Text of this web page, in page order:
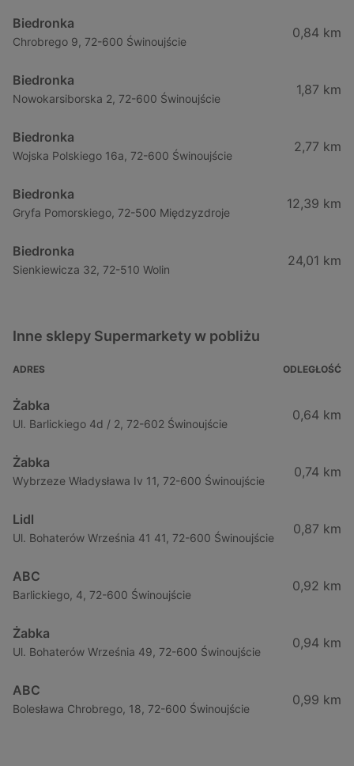
Biedronka
Chrobrego 9, 72-600 Świnoujście
0,84 km
Biedronka
Nowokarsiborska 2, 72-600 Świnoujście
1,87 km
Biedronka
Wojska Polskiego 16a, 72-600 Świnoujście
2,77 km
Biedronka
Gryfa Pomorskiego, 72-500 Międzyzdroje
12,39 km
Biedronka
Sienkiewicza 32, 72-510 Wolin
24,01 km
Inne sklepy Supermarkety w pobliżu
ADRES ODLEGŁOŚĆ
Żabka
Ul. Barlickiego 4d / 2, 72-602 Świnoujście
0,64 km
Żabka
Wybrzeze Władysława Iv 11, 72-600 Świnoujście
0,74 km
Lidl
Ul. Bohaterów Września 41 41, 72-600 Świnoujście
0,87 km
ABC
Barlickiego, 4, 72-600 Świnoujście
0,92 km
Żabka
Ul. Bohaterów Września 49, 72-600 Świnoujście
0,94 km
ABC
Bolesława Chrobrego, 18, 72-600 Świnoujście
0,99 km